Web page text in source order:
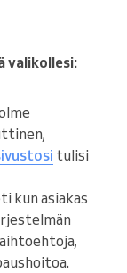
valikollesi:
tulisi
kun asiakas